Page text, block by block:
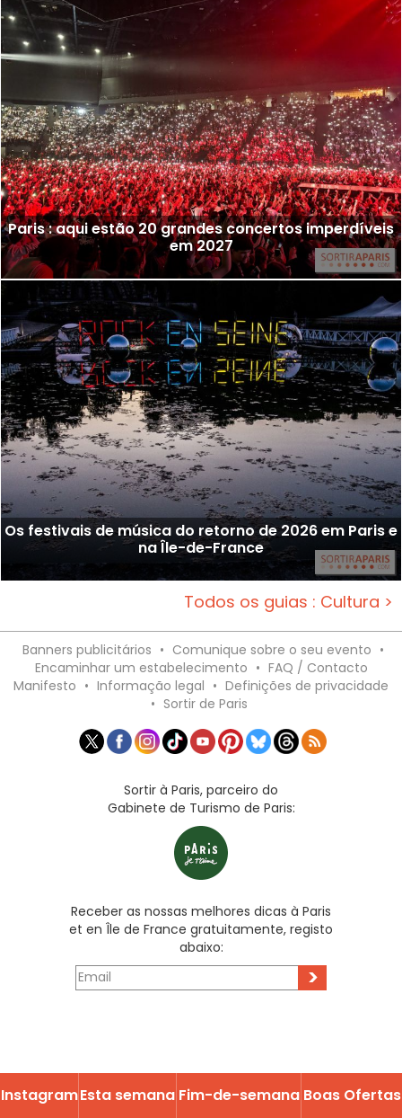
Paris : aqui estão 20 grandes concertos imperdíveis
em 2027
Os festivais de música do retorno de 2026 em Paris e
na Île-de-France
Todos os guias : Cultura >
Banners publicitários • Comunique sobre o seu evento •
Encaminhar um estabelecimento • FAQ / Contacto
Manifesto • Informação legal • Definições de privacidade
• Sortir de Paris
Sortir à Paris, parceiro do
Gabinete de Turismo de Paris:
Receber as nossas melhores dicas à Paris
et en Île de France gratuitamente, registo
abaixo:
>
InstagramEsta semana Fim-de-semana Boas Ofertas